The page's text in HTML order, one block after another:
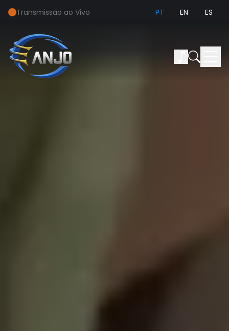
Transmissão ao Vivo PT EN ES